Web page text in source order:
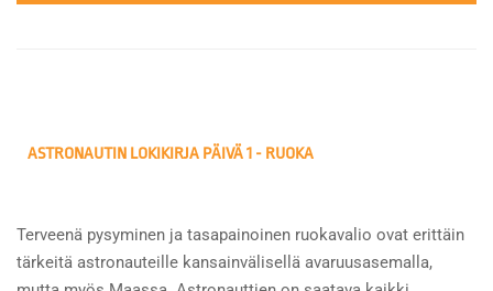
ASTRONAUTIN LOKIKIRJA PÄIVÄ 1 - RUOKA
Terveenä pysyminen ja tasapainoinen ruokavalio ovat erittäin
tärkeitä astronauteille kansainvälisellä avaruusasemalla,